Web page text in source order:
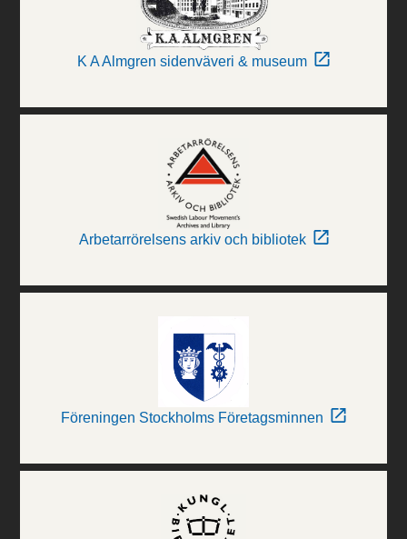
K A Almgren sidenväveri & museum
Arbetarrörelsens arkiv och bibliotek
Föreningen Stockholms Företagsminnen